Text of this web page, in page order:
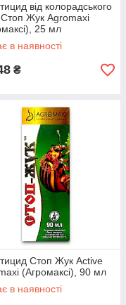
від колорадського
Жук Agromaxi
25 мл
в наявності
₴
Стоп Жук Аctive
(Агромаксі), 90 мл
в наявності